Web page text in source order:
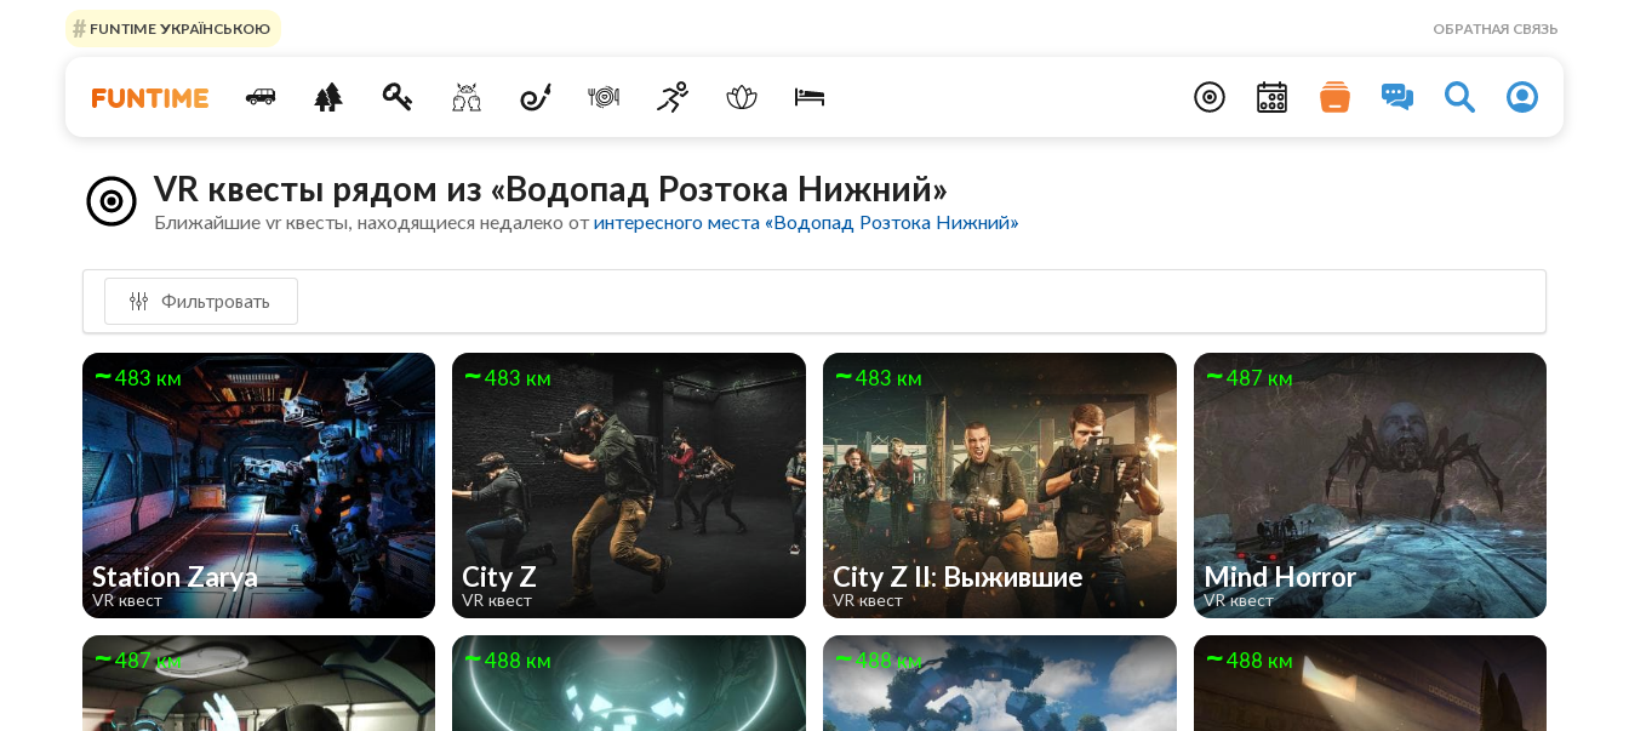
FUNTIME УКРАЇНСЬКОЮ ОБРАТНАЯ СВЯЗЬ
VR квесты рядом из «Водопад Розтока Нижний»
Ближайшие vr квесты, находящиеся недалеко отинтересного места «Водопад Розтока Нижний»
Фильтровать
483 км
Station Zarya
VR квест
483 км
City Z
VR квест
483 км
City Z II: Выжившие
VR квест
487 км
Mind Horror
VR квест
487 км 488 км 488 км 488 км